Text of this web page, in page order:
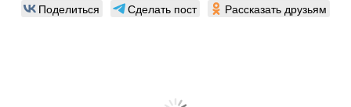
Поделиться Сделать пост Рассказать друзьям